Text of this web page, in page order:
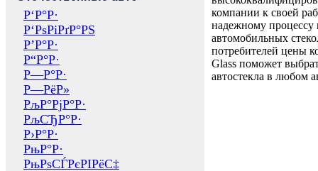
Р‘Р°Р·
Р‘РѕРіРґР°РЅ
Р’Р°Р·
Р“Р°Р·
Р—Р°Р·
Р—РёР»
РљР°РјР°Р·
РљСЂР°Р·
Р›Р°Р·
РњР°Р·
РњРѕСЃРєРІРёС‡
компании к своей
надежному процессу
автомобильных
потребителей цены
Glass поможет
автостекла в любом